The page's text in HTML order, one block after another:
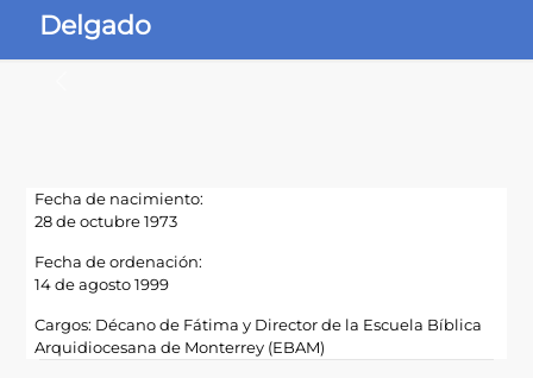
Delgado
Fecha de nacimiento:
28 de octubre 1973
Fecha de ordenación:
14 de agosto 1999
Cargos: Décano de Fátima y Director de la Escuela Bíblica
Arquidiocesana de Monterrey (EBAM)